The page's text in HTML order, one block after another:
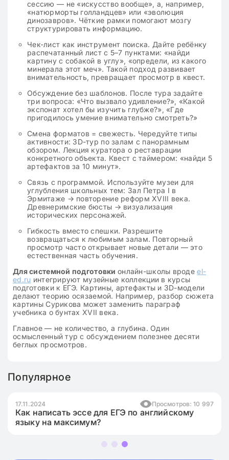
сессию — не «искусство вообще», а, например,
«натюрморты голландцев» или «эволюция
динозавров». Чёткие рамки помогают мозгу
структурировать информацию.
Чек-лист как инструмент поиска. Дайте ребёнку
распечатанный лист с 5–7 пунктами: «найди
картину с собакой в углу», «определи, из какого
минерала этот меч». Такой подход развивает
внимательность, превращает просмотр в квест.
Обсуждение без шаблонов. После тура задайте
три вопроса: «Что вызвало удивление?», «Какой
экспонат хотел бы изучить глубже?», «Где
пригодилось умение внимательно смотреть?»
Смена форматов = свежесть. Чередуйте типы
активности: 3D-тур по залам с панорамным
обзором. Лекция куратора о реставрации
конкретного объекта. Квест с таймером: «найди 5
артефактов за 10 минут».
Связь с программой. Используйте музеи для
углубления школьных тем: Зал Петра I в
Эрмитаже → повторение реформ XVIII века.
Древнеримские бюсты → визуализация
исторических персонажей.
Гибкость вместо спешки. Разрешите
возвращаться к любимым залам. Повторный
просмотр часто открывает новые детали — это
естественная часть обучения.
Для системной подготовки онлайн-школы вродеel-
ed.ru интегрируют музейные коллекции в курсы
подготовки к ЕГЭ. Картины, артефакты и 3D-модели
делают теорию осязаемой. Например, разбор сюжета
картины Сурикова может заменить параграф
учебника о бунтах XVII века.
Главное — не количество, а глубина. Один
осмысленный тур с обсуждением полезнее десяти
беглых просмотров.
Популярное
17.11.2024 Просмотров: 10 997
Как написать эссе для ЕГЭ по английскому
языку на максимум?